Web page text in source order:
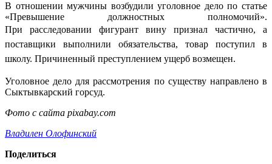
В отношении мужчины возбудили уголовное дело по статье
«Превышение должностных полномочий».
При расследовании фигурант вину признал частично, а
поставщики выполнили обязательства, товар поступил в
школу. Причиненный преступлением ущерб возмещен.
Уголовное дело для рассмотрения по существу направлено в
Сыктывкарский горсуд.
Фото с сайта pixabay.com
Владилен Олофинский
Поделиться